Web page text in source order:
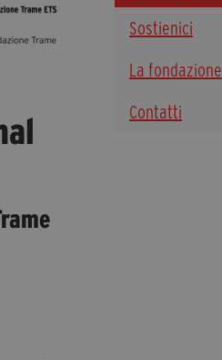
#Trameascuola
Visioni Civiche
Mostra 3D - Visioni Civiche
Archivio Storico
segreteria@tramefestival.it
Sostienici
La fondazione
Contatti